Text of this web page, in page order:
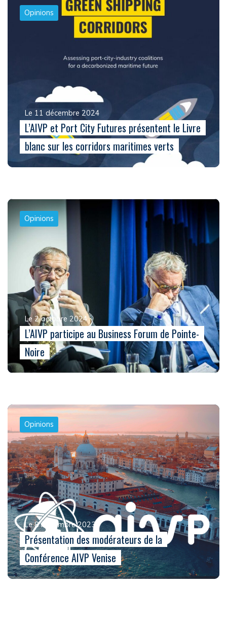
Opinions
Le 11 décembre 2024
L’AIVP et Port City Futures présentent le Livre
blanc sur les corridors maritimes verts
Opinions
Le 2 octobre 2024
L’AIVP participe au Business Forum de Pointe-
Noire
Opinions
Le 8 novembre 2023
Présentation des modérateurs de la
Conférence AIVP Venise